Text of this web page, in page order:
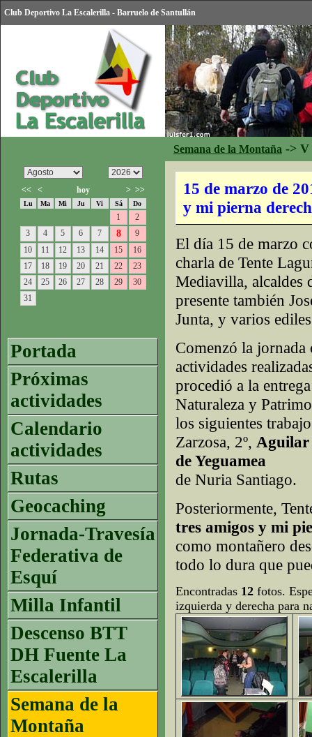
Club Deportivo La Escalerilla - Barruelo de Santullán
Semana de la Montaña -> V
<< < hoy > >>
Lu Ma Mi Ju Vi Sá Do
1
2
3
4 5 6 7 8
9
10
11 12 13 14 15
16
17
18 19 20 21 22
23
24
25 26 27 28 29
30
31
Portada
Próximas
actividades
Calendario
actividades
Rutas
Geocaching
Jornada-Travesía
Federativa de
Esquí
Milla Infantil
Descenso BTT
DH Fuente La
Escalerilla
Semana de la
Montaña
15 de marzo de
y mi pierna
El día 15 de marzo
charla de Tente
Mediavilla, alcaldes
presente también
Junta, y varios
Comenzó la
actividades
procedió a la
Naturaleza y
los siguientes
Zarzosa, 2º, Aguilar
de Yeguamea
de Nuria Santiago.
Posteriormente,
tres amigos y mi
como montañero
todo lo dura que
Encontradas 12 fotos.
izquierda y derecha para